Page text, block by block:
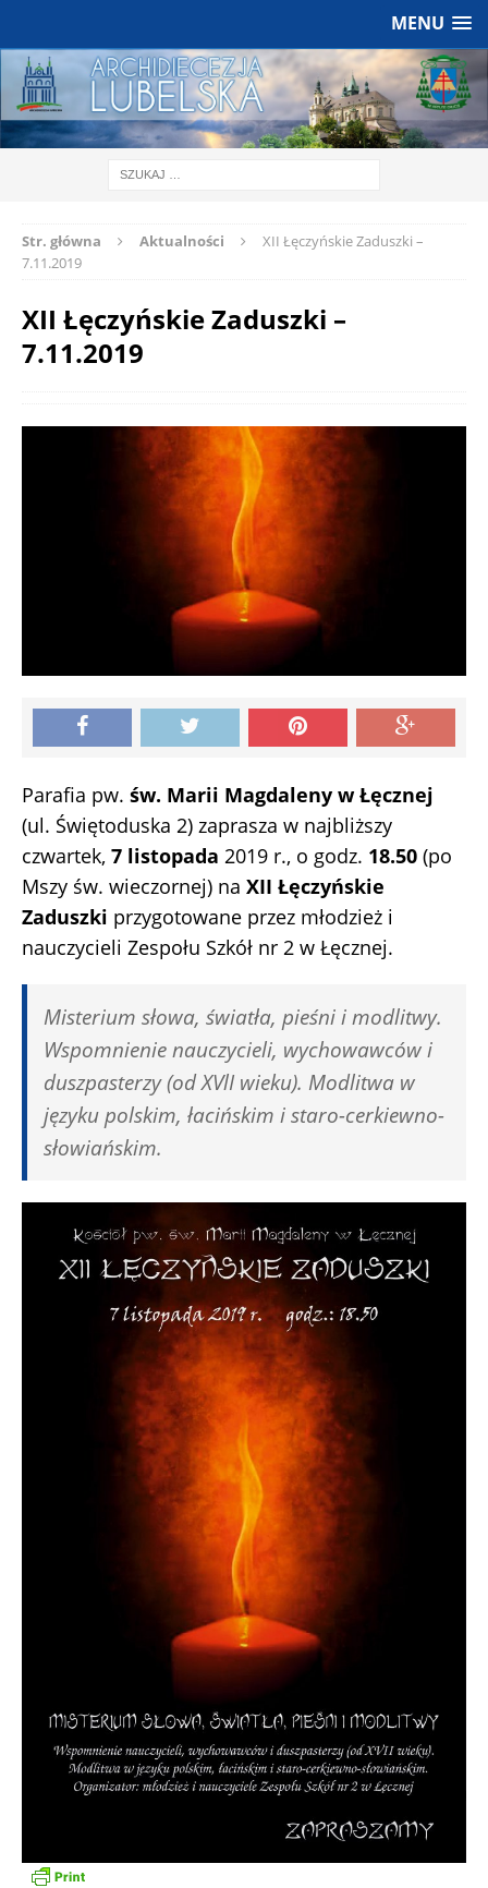
MENU
Str. główna Aktualności
XII Łęczyńskie Zaduszki –
7.11.2019
XII Łęczyńskie Zaduszki –
7.11.2019
Parafia pw. św. Marii Magdaleny w Łęcznej
(ul. Świętoduska 2) zaprasza w najbliższy
czwartek, 7 listopada 2019 r., o godz. 18.50 (po
Mszy św. wieczornej) na XII Łęczyńskie
Zaduszki przygotowane przez młodzież i
nauczycieli Zespołu Szkół nr 2 w Łęcznej.
Misterium słowa, światła, pieśni i modlitwy.
Wspomnienie nauczycieli, wychowawców i
duszpasterzy (od XVlI wieku). Modlitwa w
języku polskim, łacińskim i staro-cerkiewno-
słowiańskim.